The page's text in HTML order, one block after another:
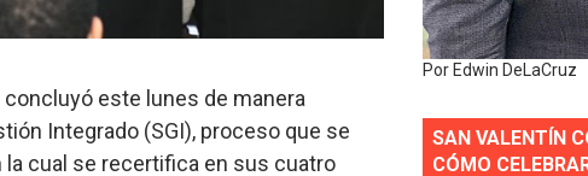
agentes “Todo el equipo de la DGM debe acogerse a
Ambiental 2.0”
la Provincia Santo Domingo Acuerdan Alianza Estratégica
concluyó este lunes de manera
Integrado (SGI), proceso que se
la cual se recertifica en sus cuatro
Por Edwin DeLaCruz
SAN VALENTÍN
CÓMO